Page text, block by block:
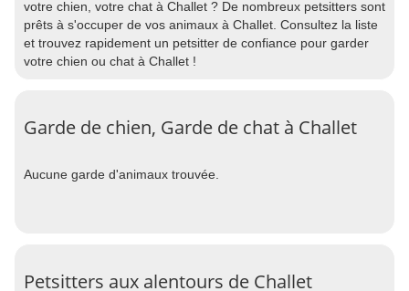
votre chien, votre chat à Challet ? De nombreux petsitters sont
prêts à s'occuper de vos animaux à Challet. Consultez la liste
et trouvez rapidement un petsitter de confiance pour garder
votre chien ou chat à Challet !
Garde de chien, Garde de chat à Challet
Aucune garde d'animaux trouvée.
Petsitters aux alentours de Challet